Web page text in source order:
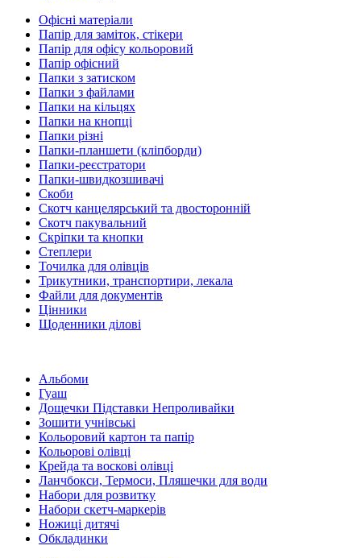
Офісні матеріали
Папір для заміток, стікери
Папір для офісу кольоровий
Папір офісний
Папки з затиском
Папки з файлами
Папки на кільцях
Папки на кнопці
Папки різні
Папки-планшети (кліпборди)
Папки-реєстратори
Папки-швидкозшивачі
Скоби
Скотч канцелярський та двосторонній
Скотч пакувальний
Скріпки та кнопки
Степлери
Точилка для олівців
Трикутники, транспортири, лекала
Файли для документів
Цінники
Щоденники ділові
Альбоми
Гуаш
Дощечки Підставки Непроливайки
Зошити учнівські
Кольоровий картон та папір
Кольорові олівці
Крейда та воскові олівці
Ланчбокси, Термоси, Пляшечки для води
Набори для розвитку
Набори скетч-маркерів
Ножиці дитячі
Обкладинки